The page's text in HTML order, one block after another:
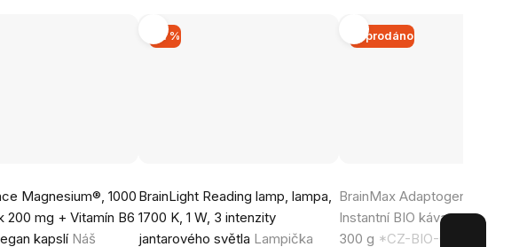
Magnesium®, 1000
200 mg + Vitamín B6
kapslí Náš
–11 %
BrainLight Reading lamp, lampa,
1700 K, 1 W, 3 intenzity
jantarového světla Lampička
hodnocení
produktu
Vyprodáno
BrainMax Adaptogenic Coffee,
Instantní BIO káva s
300 g *CZ-BIO-001 certifikát
hodnocení
produktu